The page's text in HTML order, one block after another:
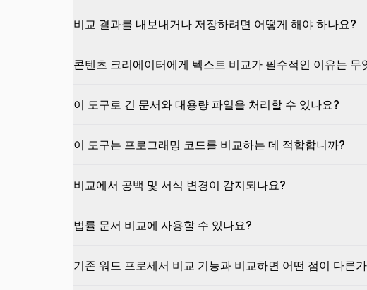
비교 결과를 내보내거나 저장하려면 어떻게 해야 하나요?
콘텐츠 크리에이터에게 텍스트 비교가 필수적인 이유는 무
이 도구로 긴 문서와 대용량 파일을 처리할 수 있나요?
이 도구는 프로그래밍 코드를 비교하는 데 적합합니까?
비교에서 공백 및 서식 변경이 감지되나요?
법률 문서 비교에 사용할 수 있나요?
기존 워드 프로세서 비교 기능과 비교하면 어떤 점이 다른